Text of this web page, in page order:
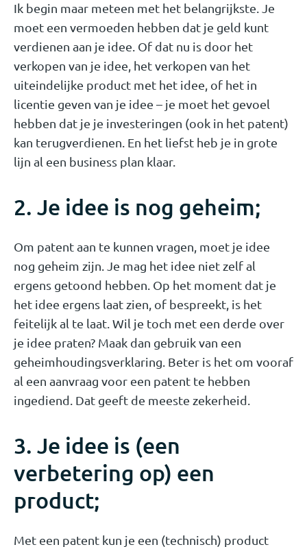
Ik begin maar meteen met het belangrijkste. Je
moet een vermoeden hebben dat je geld kunt
verdienen aan je idee. Of dat nu is door het
verkopen van je idee, het verkopen van het
uiteindelijke product met het idee, of het in
licentie geven van je idee – je moet het gevoel
hebben dat je je investeringen (ook in het patent)
kan terugverdienen. En het liefst heb je in grote
lijn al een business plan klaar.
2. Je idee is nog geheim;
Om patent aan te kunnen vragen, moet je idee
nog geheim zijn. Je mag het idee niet zelf al
ergens getoond hebben. Op het moment dat je
het idee ergens laat zien, of bespreekt, is het
feitelijk al te laat. Wil je toch met een derde over
je idee praten? Maak dan gebruik van een
geheimhoudingsverklaring. Beter is het om vooraf
al een aanvraag voor een patent te hebben
ingediend. Dat geeft de meeste zekerheid.
3. Je idee is (een
verbetering op) een
product;
Met een patent kun je een (technisch) product